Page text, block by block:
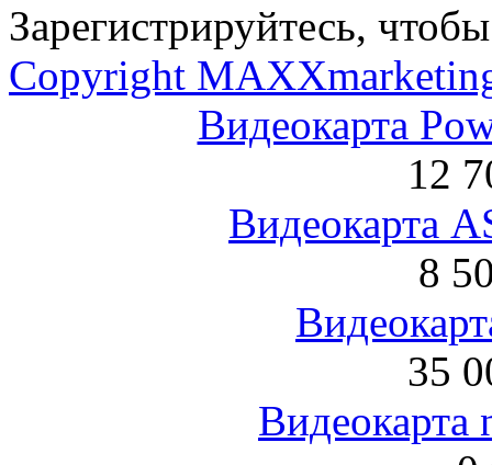
Зарегистрируйтесь,
Copyright
Видеокарта
12
Видеокарта
8
35
Видеокарта